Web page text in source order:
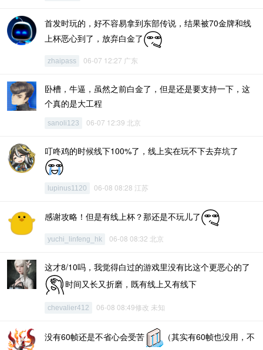
首发时玩的，好不容易拿到东部传说，结果被70金牌和线
上杯恶心到了，放弃白金了
zhaipass 06-07 12:27 广东
卧槽，牛逼，虽然之前白金了，但是还是要支持一下，这
个真的是大工程
sanoli123 06-07 12:39 北京
叮咚鸡的时候线下100%了，线上实在玩不下去弃坑了
lupinus1120 06-08 08:28 江苏
感谢攻略！但是有线上杯？那还是不玩儿了
yuchi_linfeng_hk 06-08 08:32 北京
这才8/10吗，我觉得白过的游戏里没有比这个更恶心的了
时间又长又折磨，既有线上又有线下
chevalier412 06-08 08:49修改 未知
没有60帧还是不省心会受苦
（其实有60帧也没用，不